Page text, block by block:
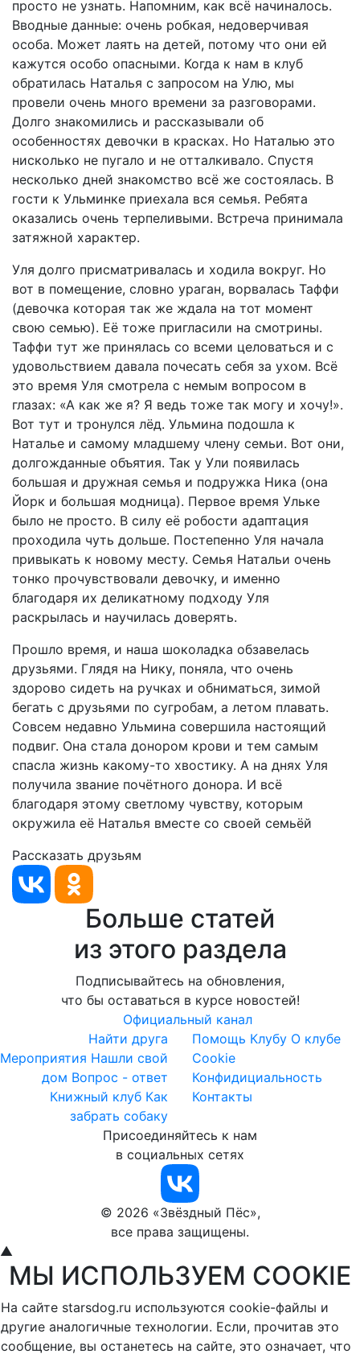
просто не узнать. Напомним, как всё начиналось.
Вводные данные: очень робкая, недоверчивая
особа. Может лаять на детей, потому что они ей
кажутся особо опасными. Когда к нам в клуб
обратилась Наталья с запросом на Улю, мы
провели очень много времени за разговорами.
Долго знакомились и рассказывали об
особенностях девочки в красках. Но Наталью это
нисколько не пугало и не отталкивало. Спустя
несколько дней знакомство всё же состоялась. В
гости к Ульминке приехала вся семья. Ребята
оказались очень терпеливыми. Встреча принимала
затяжной характер.
Уля долго присматривалась и ходила вокруг. Но
вот в помещение, словно ураган, ворвалась Таффи
(девочка которая так же ждала на тот момент
свою семью). Её тоже пригласили на смотрины.
Таффи тут же принялась со всеми целоваться и с
удовольствием давала почесать себя за ухом. Всё
это время Уля смотрела с немым вопросом в
глазах: «А как же я? Я ведь тоже так могу и хочу!».
Вот тут и тронулся лёд. Ульмина подошла к
Наталье и самому младшему члену семьи. Вот они,
долгожданные объятия. Так у Ули появилась
большая и дружная семья и подружка Ника (она
Йорк и большая модница). Первое время Ульке
было не просто. В силу её робости адаптация
проходила чуть дольше. Постепенно Уля начала
привыкать к новому месту. Семья Натальи очень
тонко прочувствовали девочку, и именно
благодаря их деликатному подходу Уля
раскрылась и научилась доверять.
Прошло время, и наша шоколадка обзавелась
друзьями. Глядя на Нику, поняла, что очень
здорово сидеть на ручках и обниматься, зимой
бегать с друзьями по сугробам, а летом плавать.
Совсем недавно Ульмина совершила настоящий
подвиг. Она стала донором крови и тем самым
спасла жизнь какому-то хвостику. А на днях Уля
получила звание почётного донора. И всё
благодаря этому светлому чувству, которым
окружила её Наталья вместе со своей семьёй
Рассказать друзьям
Больше статей
из этого раздела
Подписывайтесь на обновления,
что бы оставаться в курсе новостей!
Официальный канал
Найти друга
Мероприятия Нашли свой
дом Вопрос - ответ
Книжный клуб Как
забрать собаку
Помощь Клубу О клубе
Cookie
Конфидициальность
Контакты
Присоединяйтесь к нам
в социальных сетях
© 2026 «Звёздный Пёс»,
все права защищены.
▲
МЫ ИСПОЛЬЗУЕМ COOKIE
На сайте starsdog.ru используются cookie-файлы и
другие аналогичные технологии. Если, прочитав это
сообщение, вы останетесь на сайте, это означает, что